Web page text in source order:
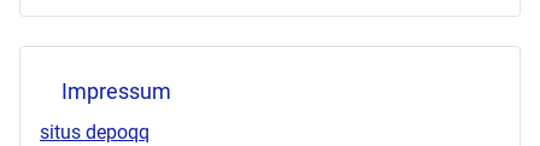
Impressum
situs depoqq